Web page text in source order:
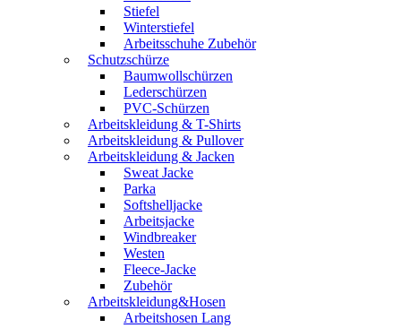
Stiefel
Winterstiefel
Arbeitsschuhe Zubehör
Schutzschürze
Baumwollschürzen
Lederschürzen
PVC-Schürzen
Arbeitskleidung & T-Shirts
Arbeitskleidung & Pullover
Arbeitskleidung & Jacken
Sweat Jacke
Parka
Softshelljacke
Arbeitsjacke
Windbreaker
Westen
Fleece-Jacke
Zubehör
Arbeitskleidung&Hosen
Arbeitshosen Lang